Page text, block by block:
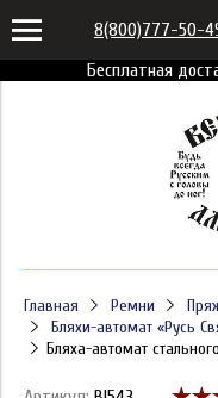
Бесплатная
8(800)777-50-
Главная Ремни
Бляхи-автомат «Русь
Бляха-автомат